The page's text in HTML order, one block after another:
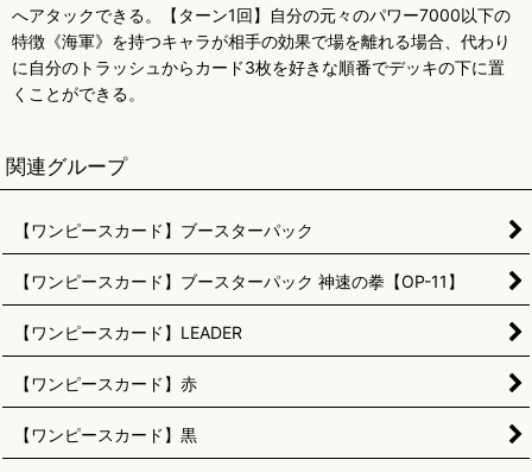
へアタックできる。【ターン1回】自分の元々のパワー7000以下の
特徴《海軍》を持つキャラが相手の効果で場を離れる場合、代わり
に自分のトラッシュからカード3枚を好きな順番でデッキの下に置
くことができる。
関連グループ
【ワンピースカード】ブースターパック
【ワンピースカード】ブースターパック 神速の拳【OP-11】
【ワンピースカード】LEADER
【ワンピースカード】赤
【ワンピースカード】黒